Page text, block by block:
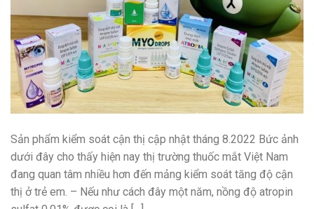
Sản phẩm kiểm soát cận thị cập nhật tháng 8.2022 Bức ảnh
dưới đây cho thấy hiện nay thị trường thuốc mắt Việt Nam
đang quan tâm nhiều hơn đến mảng kiểm soát tăng độ cận
thị ở trẻ em. – Nếu như cách đây một năm, nồng độ atropin